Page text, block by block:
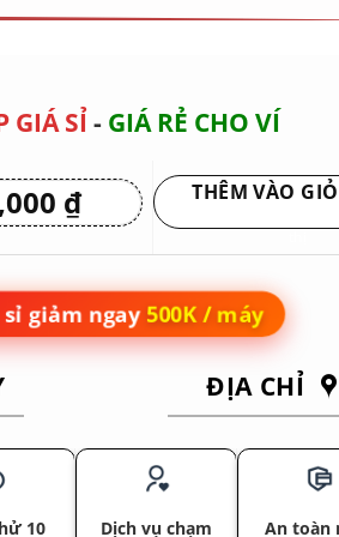
GIÁ SỈ- GIÁ RẺ CHO VÍ
₫Giá
tại
5,450,000 ₫.
THÊM VÀO
giảm ngay500K / máy
ĐỊA CHỈ
10
Dịch vụ chạm
An toàn